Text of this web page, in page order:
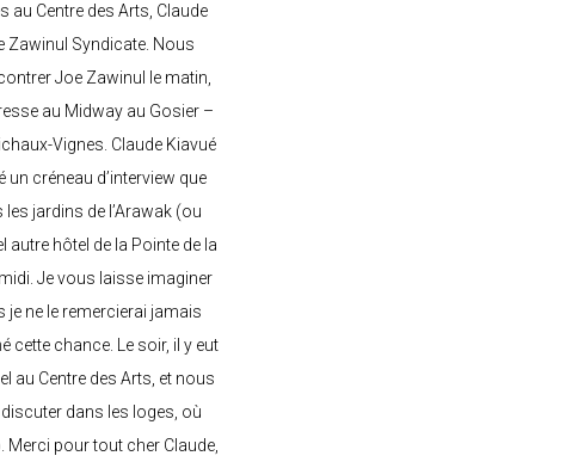
au Centre des Arts, Claude
Zawinul Syndicate. Nous
Joe Zawinul le matin,
au Midway au Gosier –
Vignes. Claude Kiavué
un créneau d’interview que
les jardins de l’Arawak (ou
autre hôtel de la Pointe de la
Je vous laisse imaginer
je ne le remercierai jamais
cette chance. Le soir, il y eut
au Centre des Arts, et nous
dans les loges, où
Merci pour tout cher Claude,